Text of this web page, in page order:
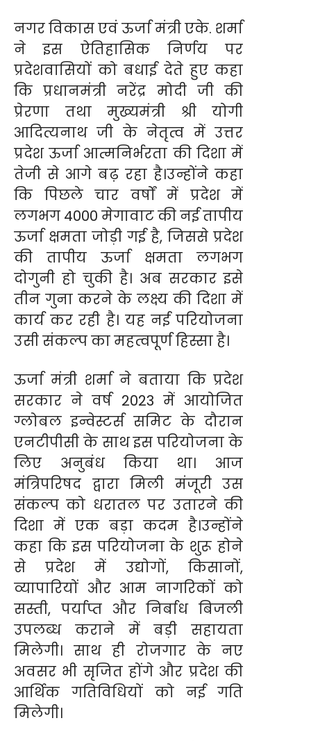
नगर विकास एवं ऊर्जा मंत्री एके. शर्मा
ने इस ऐतिहासिक निर्णय पर
प्रदेशवासियों को बधाई देते हुए कहा
कि प्रधानमंत्री नरेंद्र मोदी जी की
प्रेरणा तथा मुख्यमंत्री श्री योगी
आदित्यनाथ जी के नेतृत्व में उत्तर
प्रदेश ऊर्जा आत्मनिर्भरता की दिशा में
तेजी से आगे बढ़ रहा है।उन्होंने कहा
कि पिछले चार वर्षों में प्रदेश में
लगभग 4000 मेगावाट की नई तापीय
ऊर्जा क्षमता जोड़ी गई है, जिससे प्रदेश
की तापीय ऊर्जा क्षमता लगभग
दोगुनी हो चुकी है। अब सरकार इसे
तीन गुना करने के लक्ष्य की दिशा में
कार्य कर रही है। यह नई परियोजना
उसी संकल्प का महत्वपूर्ण हिस्सा है।
ऊर्जा मंत्री शर्मा ने बताया कि प्रदेश
सरकार ने वर्ष 2023 में आयोजित
ग्लोबल इन्वेस्टर्स समिट के दौरान
एनटीपीसी के साथ इस परियोजना के
लिए अनुबंध किया था। आज
मंत्रिपरिषद द्वारा मिली मंजूरी उस
संकल्प को धरातल पर उतारने की
दिशा में एक बड़ा कदम है।उन्होंने
कहा कि इस परियोजना के शुरू होने
से प्रदेश में उद्योगों, किसानों,
व्यापारियों और आम नागरिकों को
सस्ती, पर्याप्त और निर्बाध बिजली
उपलब्ध कराने में बड़ी सहायता
मिलेगी। साथ ही रोजगार के नए
अवसर भी सृजित होंगे और प्रदेश की
आर्थिक गतिविधियों को नई गति
मिलेगी।